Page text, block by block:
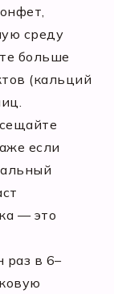
среду
больше
(кальций
если
— это
в 6–